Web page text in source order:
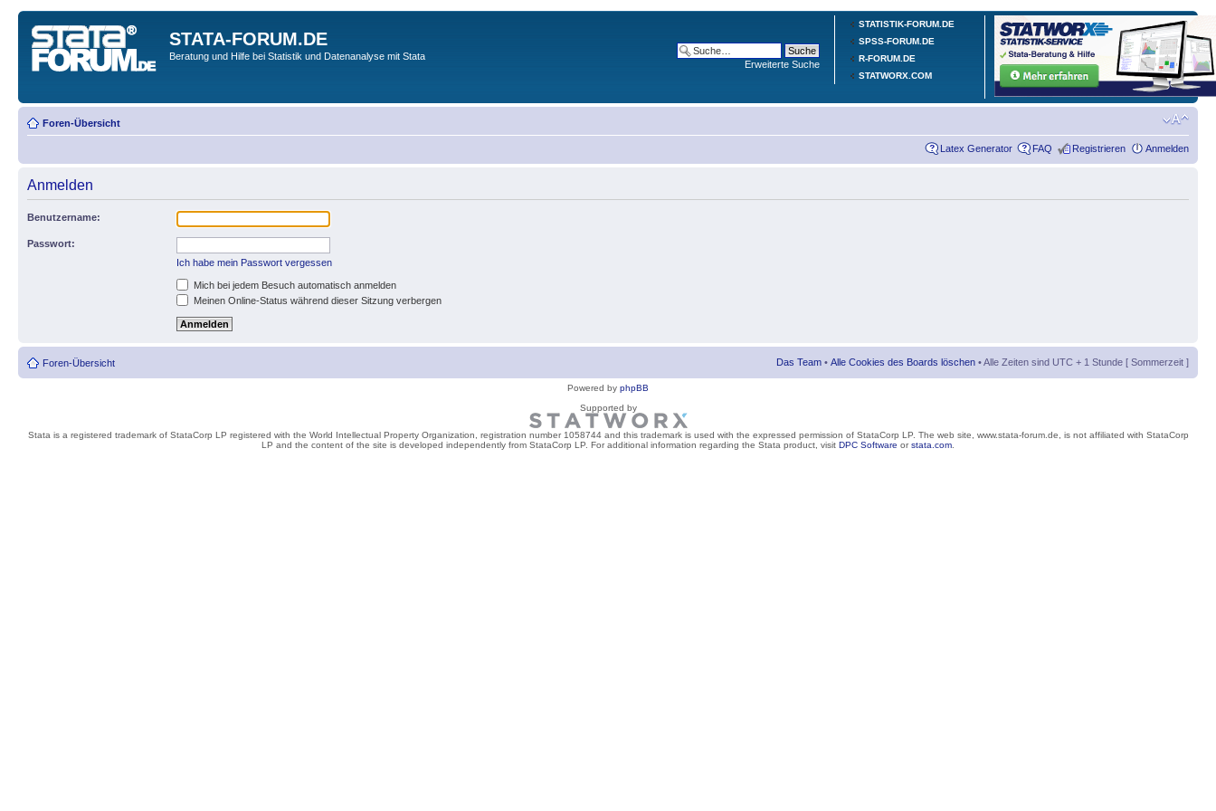
STATISTIK-FORUM.DE
SPSS-FORUM.DE
R-FORUM.DE
STATWORX.COM
STATA-FORUM.DE
Beratung und Hilfe bei Statistik und Datenanalyse mit Stata
Erweiterte Suche
Foren-Übersicht
Latex Generator FAQ Registrieren Anmelden
Anmelden
Benutzername:
Passwort:
Ich habe mein Passwort vergessen
Mich bei jedem Besuch automatisch anmelden
Meinen Online-Status während dieser Sitzung verbergen
Foren-Übersicht Das Team • Alle Cookies des Boards löschen • Alle Zeiten sind UTC + 1 Stunde [ Sommerzeit ]
Powered by phpBB
Supported by
Stata is a registered trademark of StataCorp LP registered with the World Intellectual Property Organization, registration number 1058744 and this trademark is used with the expressed permission of StataCorp LP. The web site, www.stata-forum.de, is not affiliated with StataCorp
LP and the content of the site is developed independently from StataCorp LP. For additional information regarding the Stata product, visit DPC Software orstata.com